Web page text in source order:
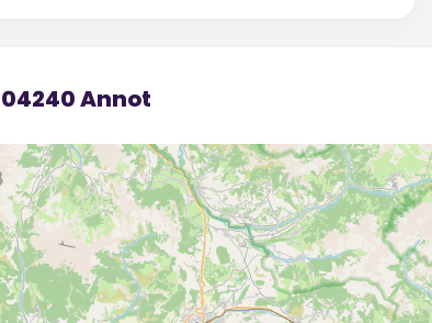
Annot